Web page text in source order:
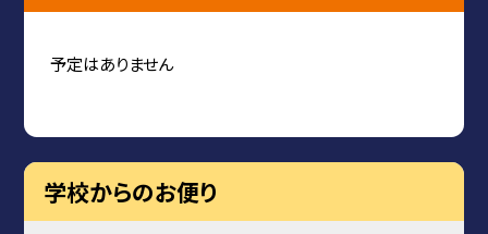
予定はありません
学校からのお便り